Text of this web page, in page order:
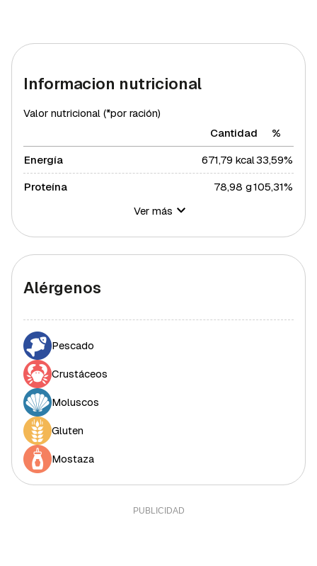
Informacion nutricional
Valor nutricional (*por ración)
Cantidad
%
Energía
671,79 kcal33,59%
Proteína
78,98 g105,31%
Azúcares
7,18 g 14,36%
Grasa saturada
Grasa polisaturada
4,16 g 37,82%
Grasa monosaturada
Colesterol
Fibra
Sal
Sodio
Calcio
319,2 mg 26,6%
Ver más
Alérgenos
Pescado
Crustáceos
Moluscos
Gluten
Mostaza